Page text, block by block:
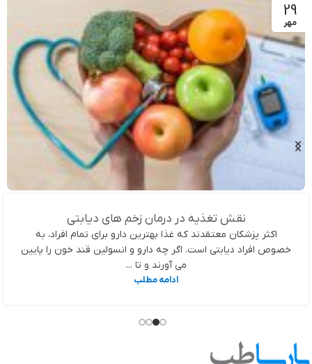
29
مهر
نقش تغذیه در درمان زخم های دیابتی
اکثر پزشکان معتقدند که غذا بهترین دارو برای تمام افراد، به
خصوص افراد دیابتی است. اگر چه دارو و انسولین قند خون را پایین
می آورند و تا ...
ادامه مطلب